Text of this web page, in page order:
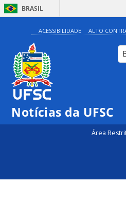
BRASIL
ACESSIBILIDADE ALTO
Notícias da UFSC
Área